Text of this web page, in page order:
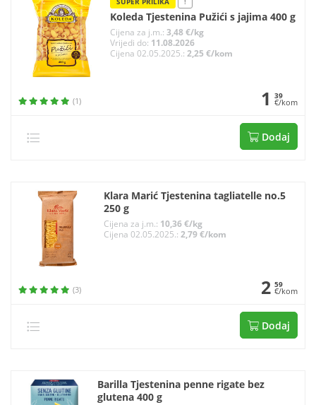
Koleda Tjestenina Pužići s jajima 400 g
Cijena za j.m.: 3,48 €/kg
Vrijedi do: 11.08.2026
Cijena 02.05.2025.: 2,25 €/kom
(1) 1 39
€/kom
Dodaj
Klara Marić Tjestenina tagliatelle no.5
250 g
Cijena za j.m.: 10,36 €/kg
Cijena 02.05.2025.: 2,79 €/kom
(3) 2 59
€/kom
Dodaj
Barilla Tjestenina penne rigate bez
glutena 400 g